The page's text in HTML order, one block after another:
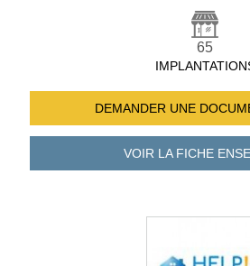
65
DEMANDER UNE
VOIR LA FICHE